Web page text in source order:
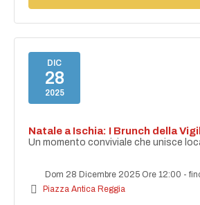
DIC
28
2025
Natale a Ischia: I Brunch della
Un momento conviviale che unisce
Dom 28 Dicembre 2025 Ore 12:00 -
Piazza Antica Reggia